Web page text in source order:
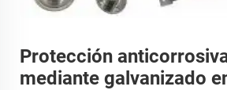
Protección
mediante galvanizado